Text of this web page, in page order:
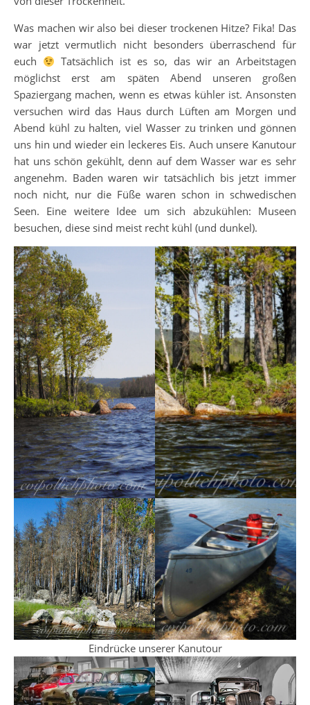
Was machen wir also bei dieser trockenen Hitze? Fika! Das
war jetzt vermutlich nicht besonders überraschend für
euch
Tatsächlich ist es so, das wir an Arbeitstagen
möglichst erst am späten Abend unseren großen
Spaziergang machen, wenn es etwas kühler ist. Ansonsten
versuchen wird das Haus durch Lüften am Morgen und
Abend kühl zu halten, viel Wasser zu trinken und gönnen
uns hin und wieder ein leckeres Eis. Auch unsere Kanutour
hat uns schön gekühlt, denn auf dem Wasser war es sehr
angenehm. Baden waren wir tatsächlich bis jetzt immer
noch nicht, nur die Füße waren schon in schwedischen
Seen. Eine weitere Idee um sich abzukühlen: Museen
besuchen, diese sind meist recht kühl (und dunkel).
Eindrücke unserer Kanutour